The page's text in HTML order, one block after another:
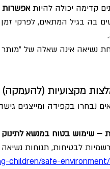
קדימה יכולה להיות אפשרות
בה בגיל המתאים, לפרקי זמן
נשיאה אינה שאלה של
מקצועיות (להעמקה)
נבחרו בקפידה ומייצגים
– שימוש בטוח במנשא לתינוק
לבטיחות, תנוחות
children/safe-